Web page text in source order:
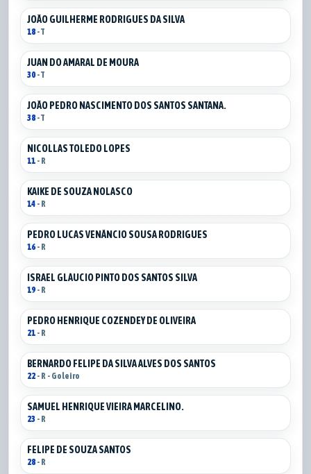
JOÃO GUILHERME RODRIGUES DA SILVA
18- T
JUAN DO AMARAL DE MOURA
30- T
JOÃO PEDRO NASCIMENTO DOS SANTOS SANTANA.
38- T
NICOLLAS TOLEDO LOPES
11 - R
KAIKE DE SOUZA NOLASCO
14 - R
PEDRO LUCAS VENÂNCIO SOUSA RODRIGUES
16- R
ISRAEL GLÁUCIO PINTO DOS SANTOS SILVA
19- R
PEDRO HENRIQUE COZENDEY DE OLIVEIRA
21 - R
BERNARDO FELIPE DA SILVA ALVES DOS SANTOS
22- R - Goleiro
SAMUEL HENRIQUE VIEIRA MARCELINO.
23 - R
FELIPE DE SOUZA SANTOS
28- R